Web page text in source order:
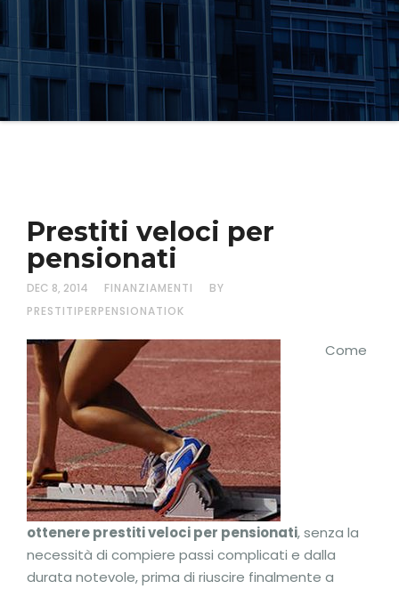
Prestiti veloci per
pensionati
DEC 8, 2014 FINANZIAMENTI
BY
PRESTITIPERPENSIONATIOK
Come
ottenere prestiti veloci per pensionati, senza la
necessità di compiere passi complicati e dalla
durata notevole, prima di riuscire finalmente a